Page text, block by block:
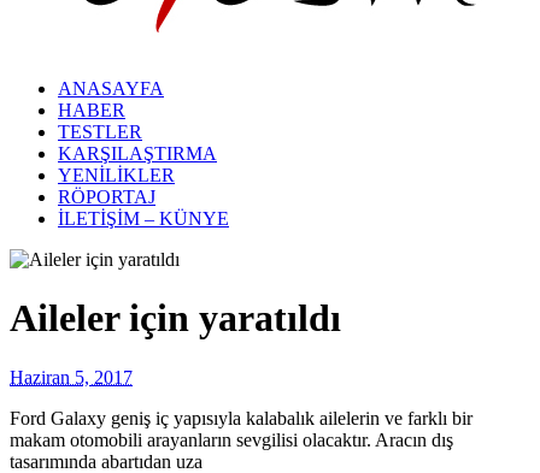
ANASAYFA
HABER
TESTLER
KARŞILAŞTIRMA
YENİLİKLER
RÖPORTAJ
İLETİŞİM – KÜNYE
Aileler için yaratıldı
Haziran 5, 2017
Ford Galaxy geniş iç yapısıyla kalabalık ailelerin ve farklı bir
makam otomobili arayanların sevgilisi olacaktır. Aracın dış
tasarımında abartıdan uza